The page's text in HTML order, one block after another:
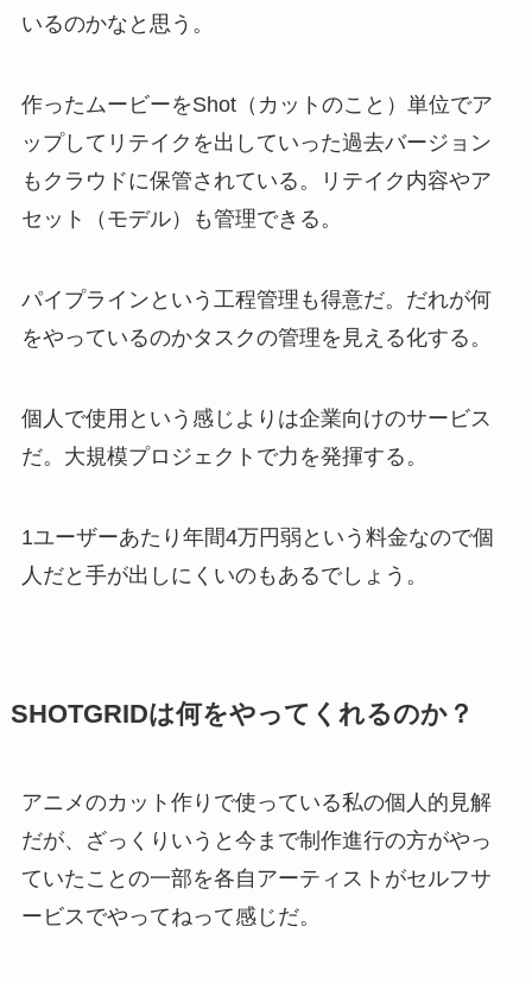
いるのかなと思う。
作ったムービーをShot（カットのこと）単位でア
ップしてリテイクを出していった過去バージョン
もクラウドに保管されている。リテイク内容やア
セット（モデル）も管理できる。
パイプラインという工程管理も得意だ。だれが何
をやっているのかタスクの管理を見える化する。
個人で使用という感じよりは企業向けのサービス
だ。大規模プロジェクトで力を発揮する。
1ユーザーあたり年間4万円弱という料金なので個
人だと手が出しにくいのもあるでしょう。
SHOTGRIDは何をやってくれるのか？
アニメのカット作りで使っている私の個人的見解
だが、ざっくりいうと今まで制作進行の方がやっ
ていたことの一部を各自アーティストがセルフサ
ービスでやってねって感じだ。